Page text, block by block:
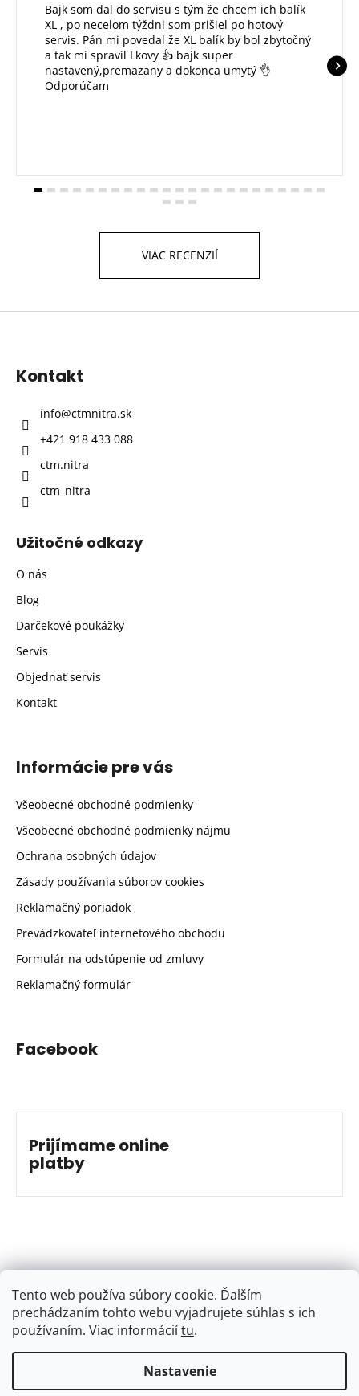
Tento web používa súbory cookie. Ďalším
prechádzaním tohto webu vyjadrujete súhlas s ich
používaním. Viac informáciítu.
Nastavenie
Bajk som dal do servisu s tým že chcem ich balík
XL , po necelom týždni som prišiel po hotový
servis. Pán mi povedal že XL balík by bol zbytočný
a tak mi spravil Lkovy 👍 bajk super
nastavený,premazany a dokonca umytý 👌
Odporúčam
VIAC RECENZIÍ
Z
Kontakt
info@ctmnitra.sk
+421 918 433 088
ctm.nitra
ctm_nitra
Užitočné odkazy
O nás
Blog
Darčekové poukážky
Servis
Objednať servis
Kontakt
Informácie pre vás
Všeobecné obchodné podmienky
Všeobecné obchodné podmienky nájmu
Ochrana osobných údajov
Zásady používania súborov cookies
Reklamačný poriadok
Prevádzkovateľ internetového obchodu
Formulár na odstúpenie od zmluvy
Reklamačný formulár
Facebook
Prijímame online
platby
Vytvoril Shoptet&Jakub Grác